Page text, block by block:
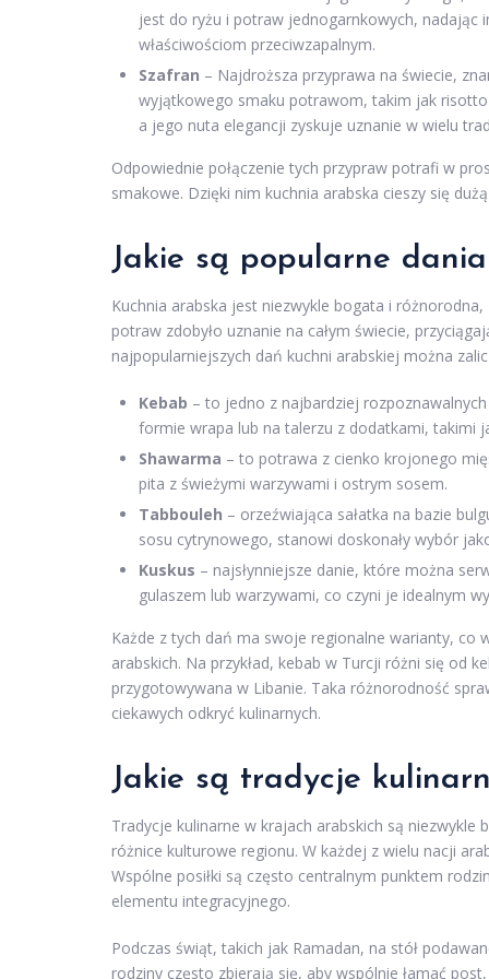
jest do ryżu i potraw jednogarnkowych,
właściwościom przeciwzapalnym.
Szafran – Najdroższa przyprawa na świecie,
wyjątkowego smaku potrawom, takim jak
a jego nuta elegancji zyskuje uznanie w wielu
Odpowiednie połączenie tych przypraw potrafi w
smakowe. Dzięki nim kuchnia arabska cieszy się
Jakie są popularne
Kuchnia arabska jest niezwykle bogata i
potraw zdobyło uznanie na całym świecie,
najpopularniejszych dań kuchni arabskiej można
Kebab – to jedno z najbardziej
formie wrapa lub na talerzu z dodatkami, takimi
Shawarma – to potrawa z cienko krojonego
pita z świeżymi warzywami i ostrym sosem.
Tabbouleh – orzeźwiająca sałatka na bazie
sosu cytrynowego, stanowi doskonały wybór
Kuskus – najsłynniejsze danie, które można
gulaszem lub warzywami, co czyni je idealnym
Każde z tych dań ma swoje regionalne warianty, co
arabskich. Na przykład, kebab w Turcji różni się od
przygotowywana w Libanie. Taka różnorodność
ciekawych odkryć kulinarnych.
Jakie są tradycje
Tradycje kulinarne w krajach arabskich są
różnice kulturowe regionu. W każdej z wielu nacji
Wspólne posiłki są często centralnym punktem
elementu integracyjnego.
Podczas świąt, takich jak Ramadan, na stół
rodziny często zbierają się, aby wspólnie łamać